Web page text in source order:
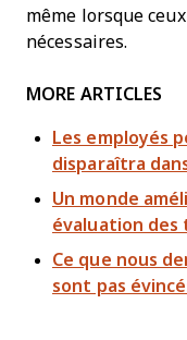
même lorsque
nécessaires.
MORE ARTICLES
Les employés
disparaîtra
Un monde
évaluation des
Ce que nous
sont pas